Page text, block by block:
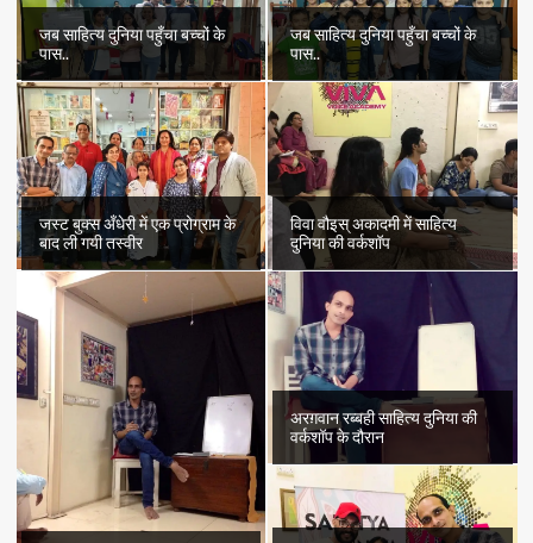
जब साहित्य दुनिया पहुँचा बच्चों के
पास..
जब साहित्य दुनिया पहुँचा बच्चों के
पास..
जस्ट बुक्स अँधेरी में एक प्रोग्राम के
बाद ली गयी तस्वीर
विवा वौइस् अकादमी में साहित्य
दुनिया की वर्कशॉप
अरग़वान रब्बही साहित्य दुनिया की
वर्कशॉप के दौरान